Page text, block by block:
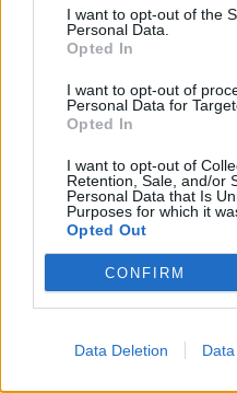
I want to opt-out of the
Personal Data.
Opted In
I want to opt-out of
Personal Data for
Opted In
I want to opt-out of
Retention, Sale, and/or
Personal Data that Is
Purposes for which it
Opted Out
CONFIRM
Data Deletion